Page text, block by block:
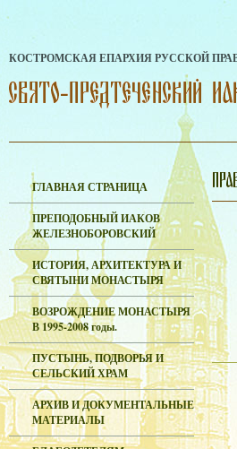
КОСТРОМСКАЯ ЕПАРХИЯ РУССКОЙ
ГЛАВНАЯ СТРАНИЦА
ПРЕПОДОБНЫЙ ИАКОВ
ЖЕЛЕЗНОБОРОВСКИЙ
ИСТОРИЯ, АРХИТЕКТУРА И
СВЯТЫНИ МОНАСТЫРЯ
ВОЗРОЖДЕНИЕ МОНАСТЫРЯ
В 1995-2008 годы.
ПУСТЫНЬ, ПОДВОРЬЯ И
СЕЛЬСКИЙ ХРАМ
АРХИВ И ДОКУМЕНТАЛЬНЫЕ
МАТЕРИАЛЫ